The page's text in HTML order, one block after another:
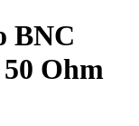
BNC
Ohm